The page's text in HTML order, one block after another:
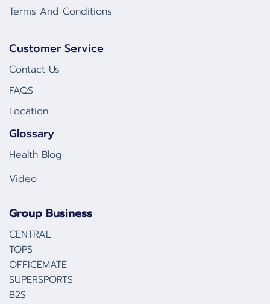
Terms And Conditions
Customer Service
Contact Us
FAQS
Location
Glossary
Health Blog
Video
Group Business
CENTRAL
TOPS
OFFICEMATE
SUPERSPORTS
B2S